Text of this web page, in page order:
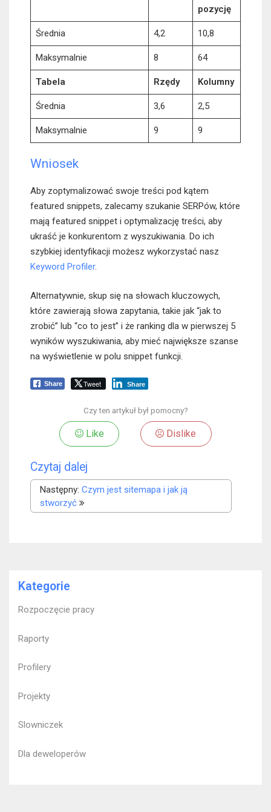
pozycję
Średnia 4,2 10,8
Maksymalnie 8 64
Tabela Rzędy Kolumny
Średnia 3,6 2,5
Maksymalnie 9 9
Wniosek
Aby zoptymalizować swoje treści pod kątem
featured snippets, zalecamy szukanie SERPów, które
mają featured snippet i optymalizację treści, aby
ukraść je konkurentom z wyszukiwania. Do ich
szybkiej identyfikacji możesz wykorzystać nasz
Keyword Profiler.
Alternatywnie, skup się na słowach kluczowych,
które zawierają słowa zapytania, takie jak “jak to
zrobić” lub “co to jest” i że ranking dla w pierwszej 5
wyników wyszukiwania, aby mieć największe szanse
na wyświetlenie w polu snippet funkcji.
Share Tweet Share
Czy ten artykuł był pomocny?
Like Dislike
Czytaj dalej
Następny: Czym jest sitemapa i jak ją
stworzyć
Kategorie
Rozpoczęcie pracy
Raporty
Profilery
Projekty
Slowniczek
Dla deweloperów